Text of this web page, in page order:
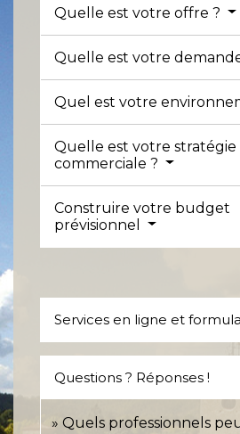
Quelle est votre offre ?
Quelle est votre
Quel est votre
Quelle est votre stratégie
commerciale ?
Construire votre budget
prévisionnel
Services en ligne et
Questions ? Réponses !
Quels professionnels